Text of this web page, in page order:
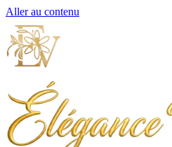
Aller au contenu